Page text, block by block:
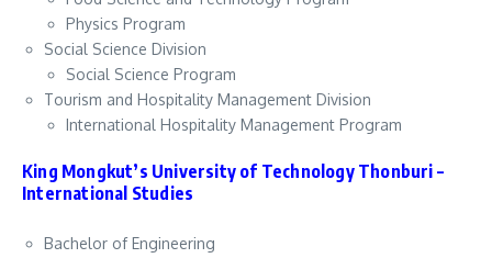
Physics Program
Social Science Division
Social Science Program
Tourism and Hospitality Management Division
International Hospitality Management Program
King Mongkut’s University of Technology Thonburi –
International Studies
Bachelor of Engineering